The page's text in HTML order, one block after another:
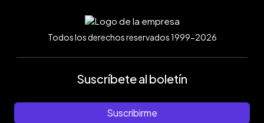
Todos los derechos reservados 1999-2026
Suscríbete al boletín
Suscribirme